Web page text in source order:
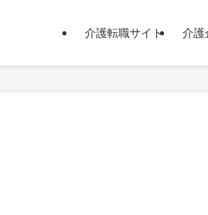
介護転職サイト 介護